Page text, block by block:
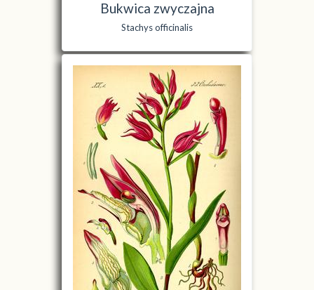
Bukwica zwyczajna
Stachys officinalis